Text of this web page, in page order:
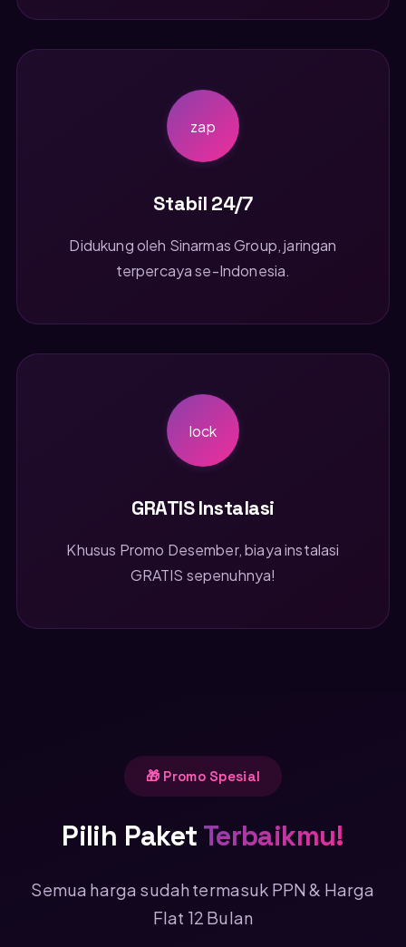
zap
Stabil 24/7
Didukung oleh Sinarmas Group, jaringan
terpercaya se-Indonesia.
lock
GRATIS Instalasi
Khusus Promo Desember, biaya instalasi
GRATIS sepenuhnya!
🎁 Promo Spesial
Pilih Paket Terbaikmu!
Semua harga sudah termasuk PPN & Harga
Flat 12 Bulan